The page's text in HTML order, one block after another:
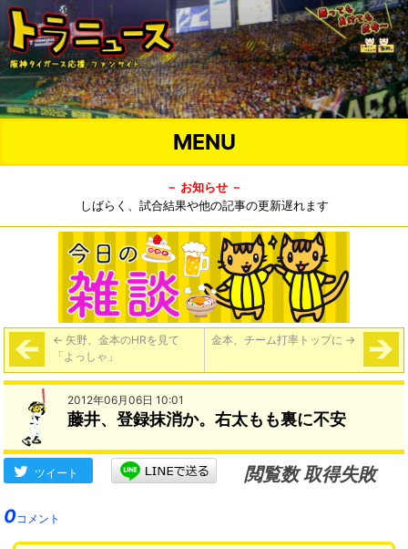
MENU
－ お知らせ －
しばらく、試合結果や他の記事の更新遅れます
← 矢野、金本のHRを見て
「よっしゃ」
金本、チーム打率トップに →
2012年06月06日 10:01
藤井、登録抹消か。右太もも裏に不安
ツイート
閲覧数 取得失敗
0コメント